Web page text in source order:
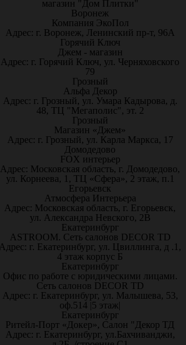
магазин "Дом Плитки"
Воронеж
Компания ЭкоПол
Адрес: г. Воронеж, Ленинский пр-т, 96А
Горячий Ключ
Джем - магазин
Адрес: г. Горячий Ключ, ул. Черняховского
79
Грозный
Альфа Декор
Адрес: г. Грозный, ул. Умара Кадырова, д.
48, ТЦ "Мегаполис", эт. 2
Грозный
Магазин «Джем»
Адрес: г. Грозный, ул. Карла Маркса, 17
Домодедово
FOX интерьер
Адрес: Московская область, г. Домодедово,
ул. Корнеева, 1, ТЦ «Сфера», 2 этаж, п.1
Егорьевск
Атмосфера Интерьера
Адрес: Московская область, г. Егорьевск,
ул. Александра Невского, 2В
Екатеринбург
ASTROOM. Сеть салонов DECOR TD
г. Екатеринбург, ул. Цвиллинга, д .1,
4 этаж корпус Б
Екатеринбург
Офис по работе с юридическими лицами.
Сеть салонов DECOR TD
Адрес: г. Екатеринбург, ул. Малышева, 53,
оф.514 |5 этаж|
Екатеринбург
Ритейл-Порт «Докер», Салон "Декор ТД
Адрес: г. Екатеринбург, ул.Бахчиванджи,